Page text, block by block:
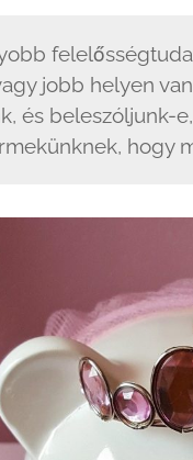
jobb helyen
és beleszóljunk-
hogy